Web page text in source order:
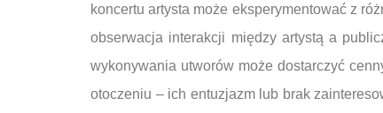
koncertu artysta może eksperymentować z
obserwacja interakcji między artystą a
wykonywania utworów może dostarczyć
otoczeniu – ich entuzjazm lub brak